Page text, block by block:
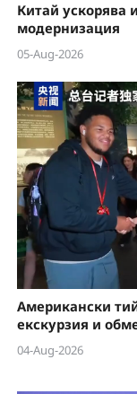
Китай ускорява
модернизация
05-Aug-2026
Американски
екскурзия и
04-Aug-2026